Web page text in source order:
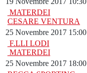
MATERDEI
CESARE VENTURA
25 Novembre 2017 15:00
F.LLI LODI
MATERDEI
25 Novembre 2017 18:00